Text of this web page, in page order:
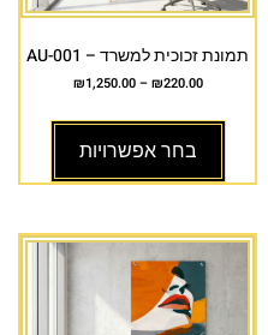
תמונת זכוכית למשרד – AU-001
₪220.00
–
₪1,250.00
בחר אפשרויות